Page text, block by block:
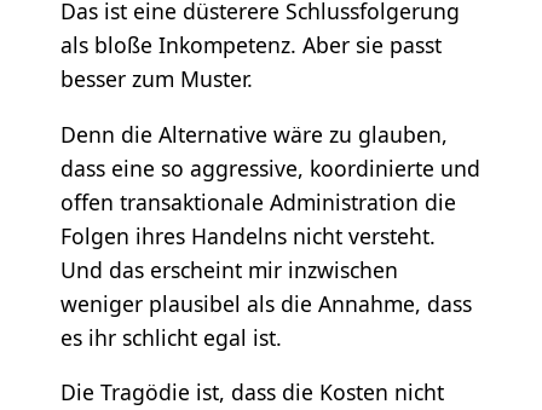
Das ist eine düsterere Schlussfolgerung
als bloße Inkompetenz. Aber sie passt
besser zum Muster.
Denn die Alternative wäre zu glauben,
dass eine so aggressive, koordinierte und
offen transaktionale Administration die
Folgen ihres Handelns nicht versteht.
Und das erscheint mir inzwischen
weniger plausibel als die Annahme, dass
es ihr schlicht egal ist.
Die Tragödie ist, dass die Kosten nicht